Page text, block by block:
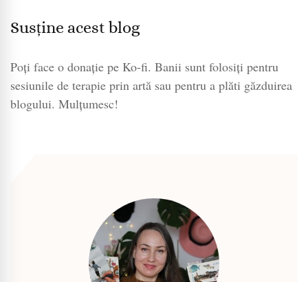
Susține acest blog
Poți face o donație pe Ko-fi. Banii sunt folosiți pentru
sesiunile de terapie prin artă sau pentru a plăti găzduirea
blogului. Mulțumesc!